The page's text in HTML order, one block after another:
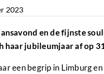
2023
en de fijnste
haar jubileumjaar af op
een begrip in Limburg